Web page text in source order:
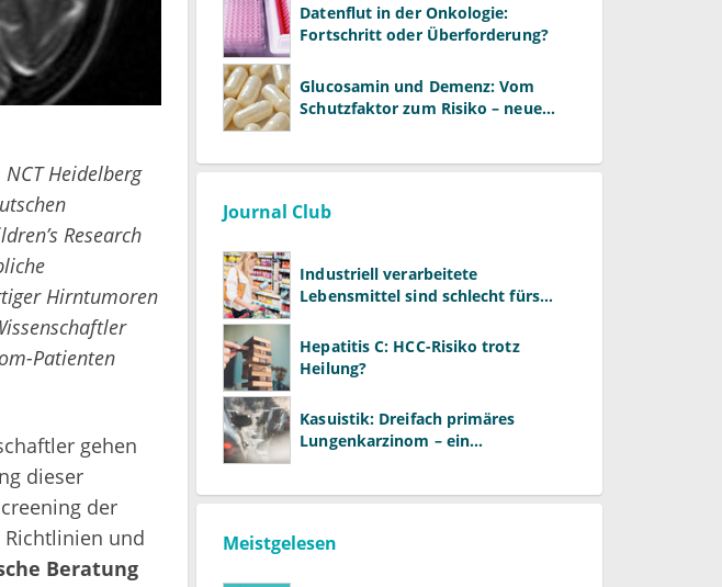
Heidelberg
Research
Hirntumoren
Patienten
gehen
dieser
der
Richtlinien und
Beratung
Datenflut in der Onkologie:
Fortschritt oder Überforderung?
Glucosamin und Demenz: Vom
Schutzfaktor zum Risiko – neue
Journal Club
Industriell verarbeitete
Lebensmittel sind schlecht fürs
Hepatitis C: HCC-Risiko trotz
Heilung?
Kasuistik: Dreifach primäres
Lungenkarzinom – ein
Meistgelesen